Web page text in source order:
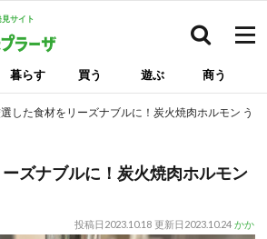
サイト
暮らす 買う 遊ぶ 商う
した食材をリーズナブルに！炭火焼肉ホルモン うら
ズナブルに！炭火焼肉ホルモン
投稿日 2023.10.18 更新日 2023.10.24 かか